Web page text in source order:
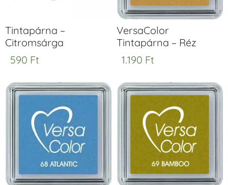
Tintapárna –
Citromsárga
590 Ft
VersaColor
Tintapárna – Réz
1.190 Ft